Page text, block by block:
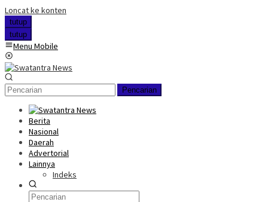
Loncat ke konten
tutup
tutup
Menu Mobile
Pencarian
Berita
Nasional
Daerah
Advertorial
Lainnya
Indeks